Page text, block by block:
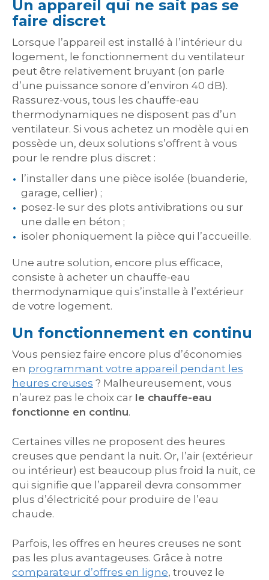
Un appareil qui ne sait pas se
faire discret
Lorsque l’appareil est installé à l’intérieur du
logement, le fonctionnement du ventilateur
peut être relativement bruyant (on parle
d’une puissance sonore d’environ 40 dB).
Rassurez-vous, tous les chauffe-eau
thermodynamiques ne disposent pas d’un
ventilateur. Si vous achetez un modèle qui en
possède un, deux solutions s’offrent à vous
pour le rendre plus discret :
l’installer dans une pièce isolée (buanderie,
garage, cellier) ;
posez-le sur des plots antivibrations ou sur
une dalle en béton ;
isoler phoniquement la pièce qui l’accueille.
Une autre solution, encore plus efficace,
consiste à acheter un chauffe-eau
thermodynamique qui s’installe à l’extérieur
de votre logement.
Un fonctionnement en continu
Vous pensiez faire encore plus d’économies
en programmant votre appareil pendant les
heures creuses ? Malheureusement, vous
n’aurez pas le choix car le chauffe-eau
fonctionne en continu.
Certaines villes ne proposent des heures
creuses que pendant la nuit. Or, l’air (extérieur
ou intérieur) est beaucoup plus froid la nuit, ce
qui signifie que l’appareil devra consommer
plus d’électricité pour produire de l’eau
chaude.
Parfois, les offres en heures creuses ne sont
pas les plus avantageuses. Grâce à notre
comparateur d’offres en ligne, trouvez le